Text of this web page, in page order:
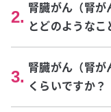
2. 腎臓がん（腎が
とどのようなこ
3. 腎臓がん（腎が
くらいですか？